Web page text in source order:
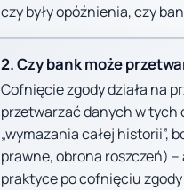
czy były opóźnienia, czy
2. Czy bank może
Cofnięcie zgody działa na
przetwarzać danych w tych
„wymazania całej historii”,
prawne, obrona roszczeń)
praktyce po cofnięciu